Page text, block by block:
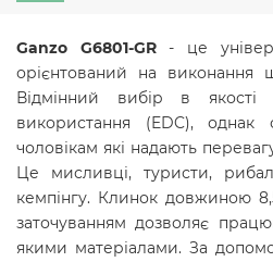
Ganzo G6801-GR- це
орієнтований на виконання
Відмінний вибір в
використання (EDC), однак
чоловікам які надають
Це мисливці, туристи,
кемпінгу. Клинок довжиною
заточуванням дозволяє
якими матеріалами. За